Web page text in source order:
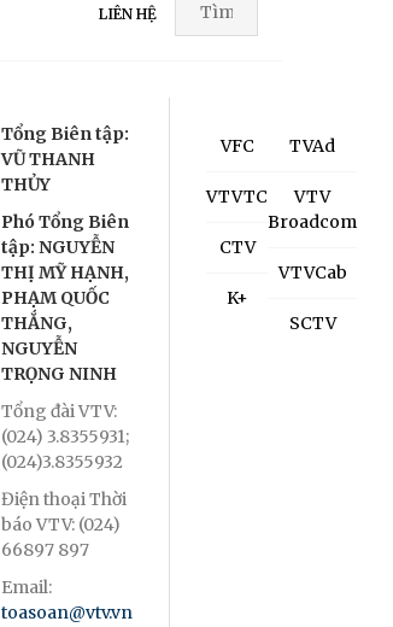
LIÊN HỆ
Tổng Biên tập:
VŨ THANH
THỦY
Phó Tổng Biên
tập: NGUYỄN
THỊ MỸ HẠNH,
PHẠM QUỐC
THẮNG,
NGUYỄN
TRỌNG NINH
Tổng đài VTV:
(024) 3.8355931;
(024)3.8355932
Điện thoại Thời
báo VTV: (024)
66897 897
Email:
toasoan@vtv.vn
VFC
VTVTC
CTV
K+
TVAd
VTV
Broadcom
VTVCab
SCTV